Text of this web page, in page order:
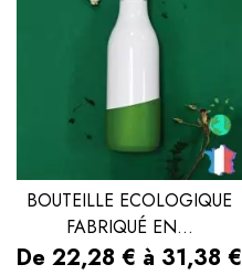
BOUTEILLE ECOLOGIQUE
FABRIQUÉ EN...
Prix
De 22,28 € à 31,38 €